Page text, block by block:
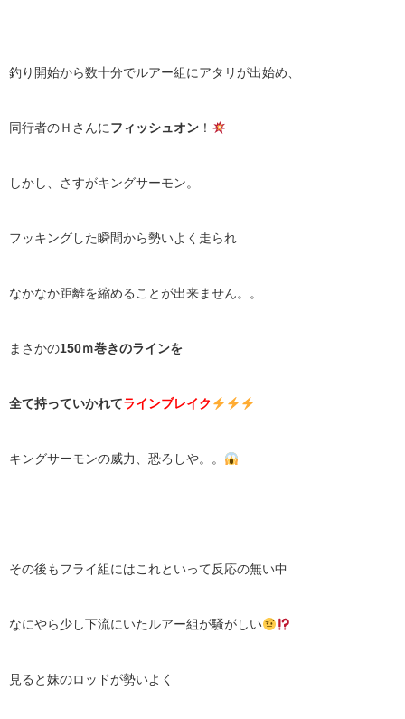
釣り開始から数十分でルアー組にアタリが出始め、
同行者のＨさんにフィッシュオン ！
しかし、さすがキングサーモン。
フッキングした瞬間から勢いよく走られ
なかなか距離を縮めることが出来ません。。
まさかの150ｍ巻きのラインを
全て持っていかれてラインブレイク
キングサーモンの威力、恐ろしや。。
その後もフライ組にはこれといって反応の無い中
なにやら少し下流にいたルアー組が騒がしい
見ると妹のロッドが勢いよく